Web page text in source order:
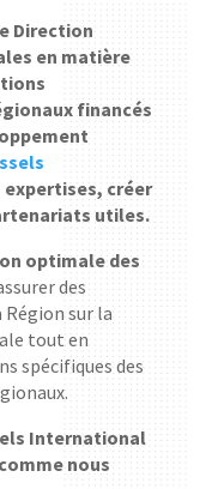
Direction
en matière
financés
créer
utiles.
optimale des
des
sur la
tout en
spécifiques des
International
nous